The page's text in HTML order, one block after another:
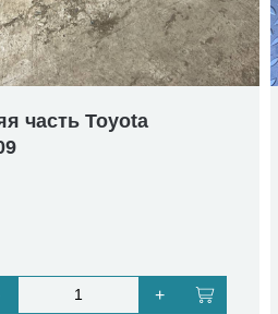
часть Toyota
+